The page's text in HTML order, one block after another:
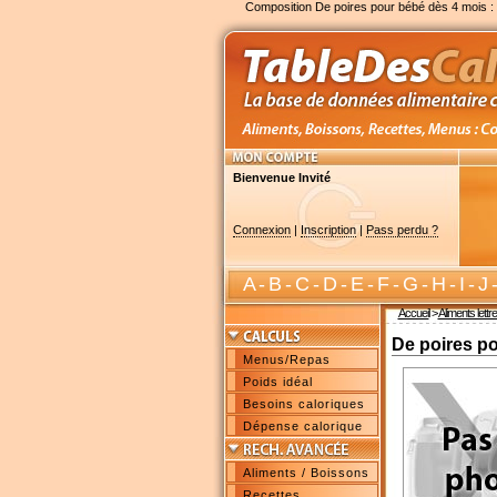
Composition De poires pour bébé dès 4 mois :
Bienvenue Invité
Connexion| Inscription| Pass perdu ?
A-B-C-D-E-F-G-H-I-J
Accueil>Aliments
Menus/Repas
Poids idéal
Besoins caloriques
Dépense calorique
Aliments / Boissons
De poires